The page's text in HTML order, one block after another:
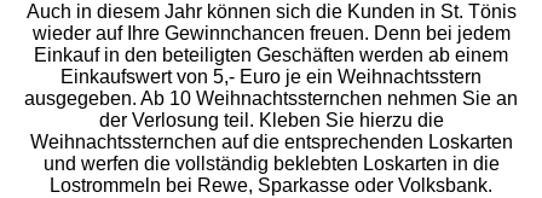
Auch in diesem Jahr können sich die Kunden in St. Tönis
wieder auf Ihre Gewinnchancen freuen. Denn bei jedem
Einkauf in den beteiligten Geschäften werden ab einem
Einkaufswert von 5,- Euro je ein Weihnachtsstern
ausgegeben. Ab 10 Weihnachtssternchen nehmen Sie an
der Verlosung teil. Kleben Sie hierzu die
Weihnachtssternchen auf die entsprechenden Loskarten
und werfen die vollständig beklebten Loskarten in die
Lostrommeln bei Rewe, Sparkasse oder Volksbank.